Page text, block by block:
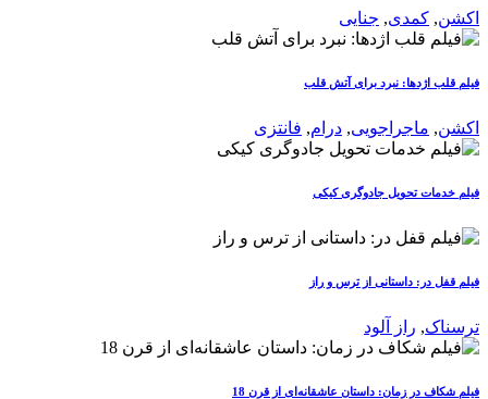
اکشن, کمدی, جنایی
فیلم قلب اژدها: نبرد برای آتش قلب
اکشن, ماجراجویی, درام, فانتزی
فیلم خدمات تحویل جادوگری کیکی
فیلم قفل در: داستانی از ترس و راز
ترسناک, راز آلود
فیلم شکاف در زمان: داستان عاشقانه‌ای از قرن 18